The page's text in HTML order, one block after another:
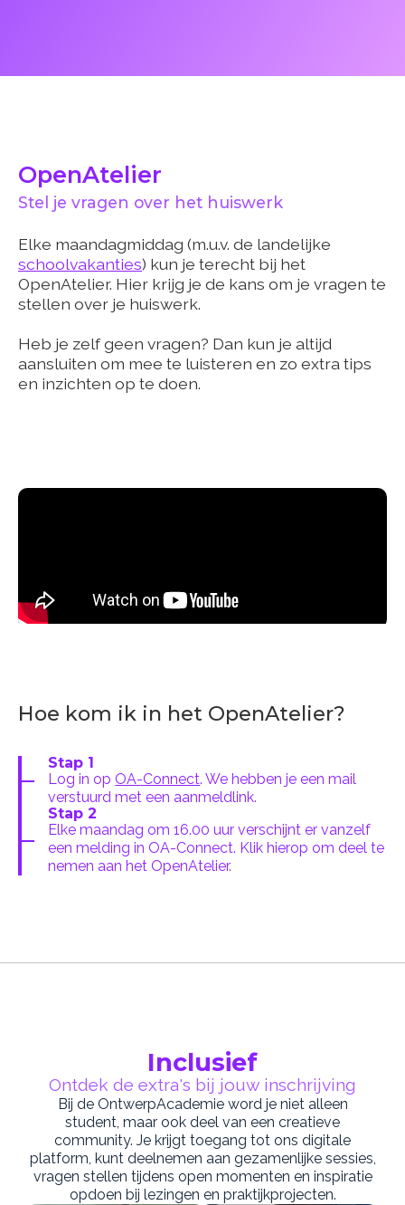
OpenAtelier
Stel je vragen over het huiswerk
Elke maandagmiddag (m.u.v. de landelijke
schoolvakanties) kun je terecht bij het
OpenAtelier. Hier krijg je de kans om je vragen te
stellen over je huiswerk.
Heb je zelf geen vragen? Dan kun je altijd
aansluiten om mee te luisteren en zo extra tips
en inzichten op te doen.
Hoe kom ik in het OpenAtelier?
Stap 1
Log in op OA-Connect. We hebben je een mail
verstuurd met een aanmeldlink.
Stap 2
Elke maandag om 16.00 uur verschijnt er vanzelf
een melding in OA-Connect. Klik hierop om deel te
nemen aan het OpenAtelier.
Inclusief
Ontdek de extra's bij jouw inschrijving
Bij de OntwerpAcademie word je niet alleen
student, maar ook deel van een creatieve
community. Je krijgt toegang tot ons digitale
platform, kunt deelnemen aan gezamenlijke sessies,
vragen stellen tijdens open momenten en inspiratie
opdoen bij lezingen en praktijkprojecten.